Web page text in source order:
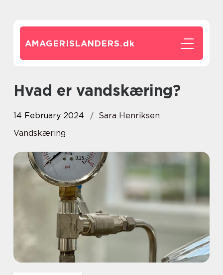
AMAGERISLANDERS.dk
Hvad er vandskæring?
14 February 2024
Sara Henriksen
Vandskæring